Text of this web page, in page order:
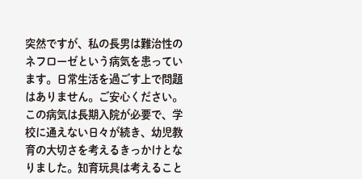
突然ですが、私の長男は難治性の
ネフローゼという病気を患ってい
ます。日常生活を過ごす上で問題
はありません。ご安心ください。
この病気は長期入院が必要で、学
校に通えない日々が続き、幼児教
育の大切さを考えるきっかけとな
りました。知育玩具は考えること